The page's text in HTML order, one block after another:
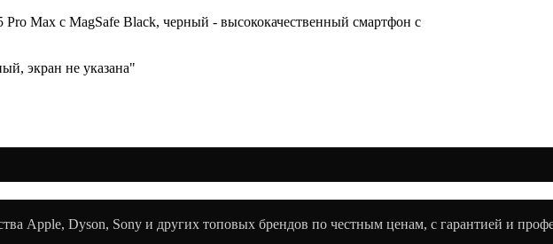
Pro Max с MagSafe Black, черный - высококачественный смартфон с
экран не указана"
Apple, Dyson, Sony и других топовых брендов по честным ценам, с гарантией и